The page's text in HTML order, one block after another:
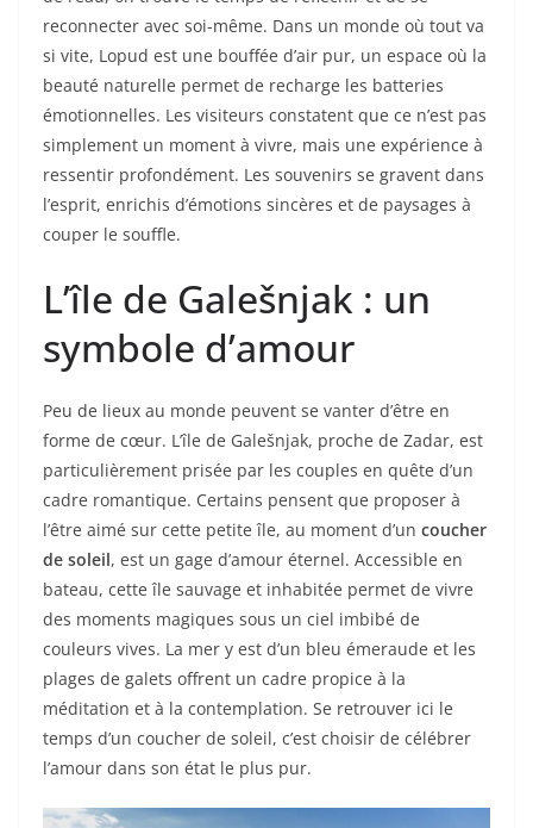
reconnecter avec soi-même. Dans un monde où tout va
si vite, Lopud est une bouffée d’air pur, un espace où la
beauté naturelle permet de recharge les batteries
émotionnelles. Les visiteurs constatent que ce n’est pas
simplement un moment à vivre, mais une expérience à
ressentir profondément. Les souvenirs se gravent dans
l’esprit, enrichis d’émotions sincères et de paysages à
couper le souffle.
L’île de Galešnjak : un
symbole d’amour
Peu de lieux au monde peuvent se vanter d’être en
forme de cœur. L’île de Galešnjak, proche de Zadar, est
particulièrement prisée par les couples en quête d’un
cadre romantique. Certains pensent que proposer à
l’être aimé sur cette petite île, au moment d’un coucher
de soleil, est un gage d’amour éternel. Accessible en
bateau, cette île sauvage et inhabitée permet de vivre
des moments magiques sous un ciel imbibé de
couleurs vives. La mer y est d’un bleu émeraude et les
plages de galets offrent un cadre propice à la
méditation et à la contemplation. Se retrouver ici le
temps d’un coucher de soleil, c’est choisir de célébrer
l’amour dans son état le plus pur.